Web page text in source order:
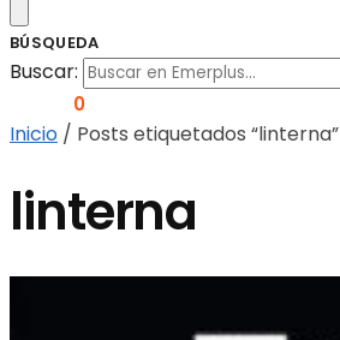
BÚSQUEDA
Buscar:
0
Inicio / Posts etiquetados “linterna”
linterna